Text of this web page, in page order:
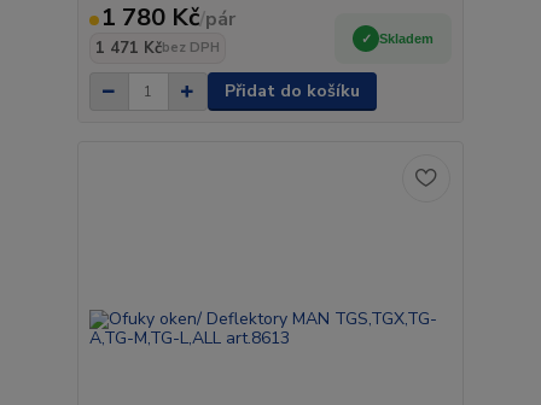
1 780 Kč/pár
1 471 Kčbez DPH
Skladem
Přidat do košíku